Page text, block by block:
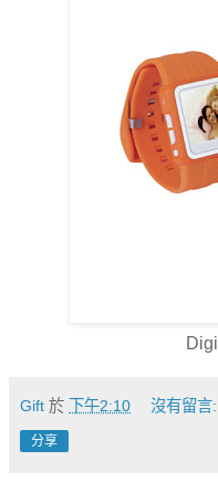
Gift 於 下午2:10 沒有留言:
分享